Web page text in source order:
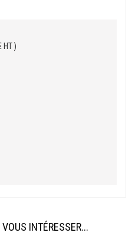
HT )
INTÉRESSER...